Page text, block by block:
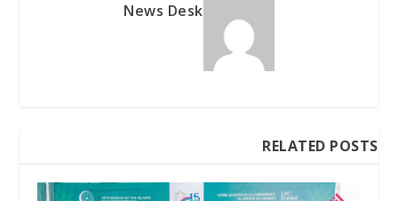
News Desk
RELATED POSTS